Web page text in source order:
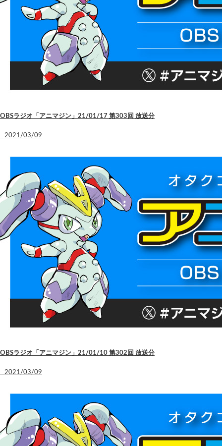
OBSラジオ「アニマジン」21/01/17 第303回 放送分
2021/03/09
OBSラジオ「アニマジン」21/01/10 第302回 放送分
2021/03/09